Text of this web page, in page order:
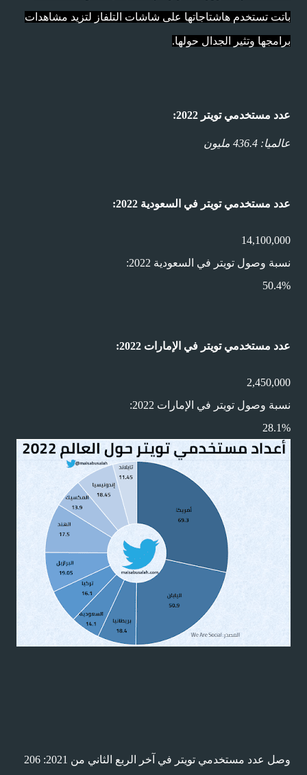
باتت تستخدم هاشتاجاتها على شاشات التلفاز لتزيد مشاهدات
برامجها وتثير الجدال حولها.
عدد مستخدمي تويتر 2022:
عالميا: 436.4 مليون
عدد مستخدمي تويتر في السعودية 2022:
14,100,000
نسبة وصول تويتر في السعودية 2022:
50.4%
عدد مستخدمي تويتر في الإمارات 2022:
2,450,000
نسبة وصول تويتر في الإمارات 2022:
28.1%
وصل عدد مستخدمي تويتر في آخر الربع الثاني من 2021: 206